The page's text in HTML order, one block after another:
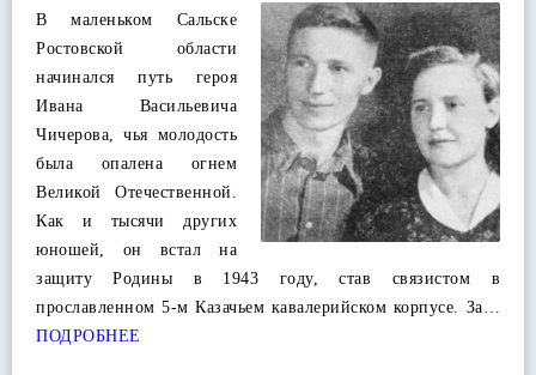
В маленьком Сальске
Ростовской области
начинался путь героя
Ивана Васильевича
Чичерова, чья молодость
была опалена огнем
Великой Отечественной.
Как и тысячи других
юношей, он встал на
защиту Родины в 1943 году, став связистом в
прославленном 5-м Казачьем кавалерийском корпусе. За…
ПОДРОБНЕЕ